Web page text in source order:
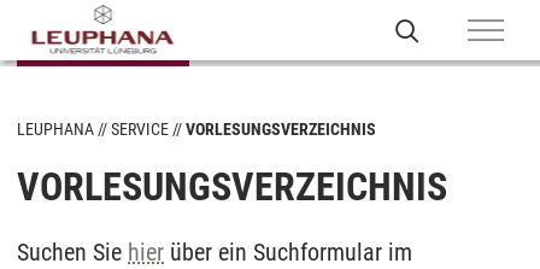
LEUPHANA SERVICE VORLESUNGSVERZEICHNIS
VORLESUNGSVERZEICHNIS
Suchen Sie hier über ein Suchformular im